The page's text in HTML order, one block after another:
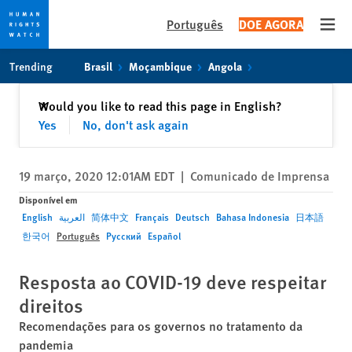
content
Português DOE AGORA
Trending Brasil Moçambique Angola
Would you like to read this page in English?
Yes
No, don't ask again
✕Fechar
19 março, 2020 12:01AM EDT | Comunicado de Imprensa
Disponível em
English العربية 简体中文 Français Deutsch Bahasa Indonesia 日本語
한국어 Português Русский Español
Resposta ao COVID-19 deve respeitar
direitos
Recomendações para os governos no tratamento da
pandemia